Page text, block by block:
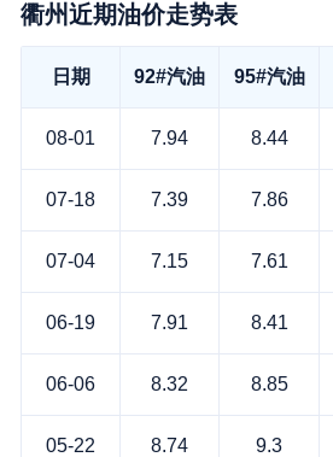
衢州近期油价走势表
日期 92#汽油 95#汽油
08-01 7.94 8.44
07-18 7.39 7.86
07-04 7.15 7.61
06-19 7.91 8.41
06-06 8.32 8.85
05-22 8.74 9.3